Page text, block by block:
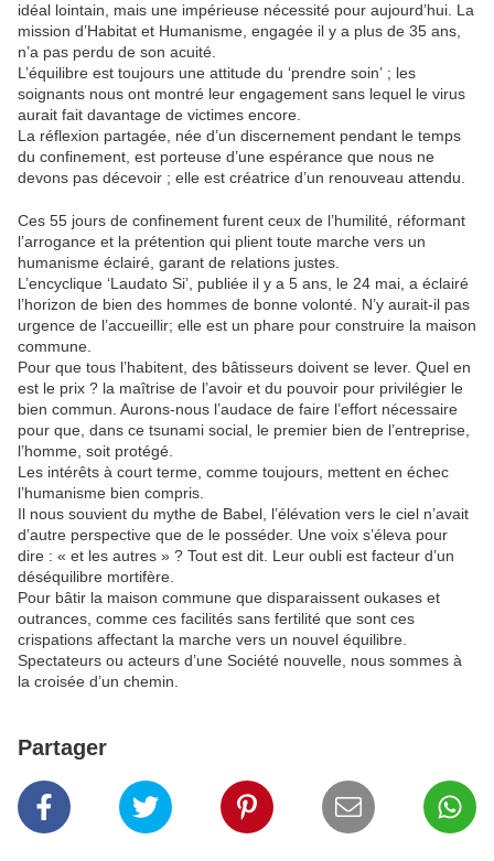
idéal lointain, mais une impérieuse nécessité pour aujourd’hui. La
mission d’Habitat et Humanisme, engagée il y a plus de 35 ans,
n’a pas perdu de son acuité.
L’équilibre est toujours une attitude du ‘prendre soin’ ; les
soignants nous ont montré leur engagement sans lequel le virus
aurait fait davantage de victimes encore.
La réflexion partagée, née d’un discernement pendant le temps
du confinement, est porteuse d’une espérance que nous ne
devons pas décevoir ; elle est créatrice d’un renouveau attendu.
Ces 55 jours de confinement furent ceux de l’humilité, réformant
l’arrogance et la prétention qui plient toute marche vers un
humanisme éclairé, garant de relations justes.
L’encyclique ‘Laudato Si’, publiée il y a 5 ans, le 24 mai, a éclairé
l’horizon de bien des hommes de bonne volonté. N’y aurait-il pas
urgence de l’accueillir; elle est un phare pour construire la maison
commune.
Pour que tous l’habitent, des bâtisseurs doivent se lever. Quel en
est le prix ? la maîtrise de l’avoir et du pouvoir pour privilégier le
bien commun. Aurons-nous l’audace de faire l’effort nécessaire
pour que, dans ce tsunami social, le premier bien de l’entreprise,
l’homme, soit protégé.
Les intérêts à court terme, comme toujours, mettent en échec
l’humanisme bien compris.
Il nous souvient du mythe de Babel, l’élévation vers le ciel n’avait
d’autre perspective que de le posséder. Une voix s’éleva pour
dire : « et les autres » ? Tout est dit. Leur oubli est facteur d’un
déséquilibre mortifère.
Pour bâtir la maison commune que disparaissent oukases et
outrances, comme ces facilités sans fertilité que sont ces
crispations affectant la marche vers un nouvel équilibre.
Spectateurs ou acteurs d’une Société nouvelle, nous sommes à
la croisée d’un chemin.
Partager